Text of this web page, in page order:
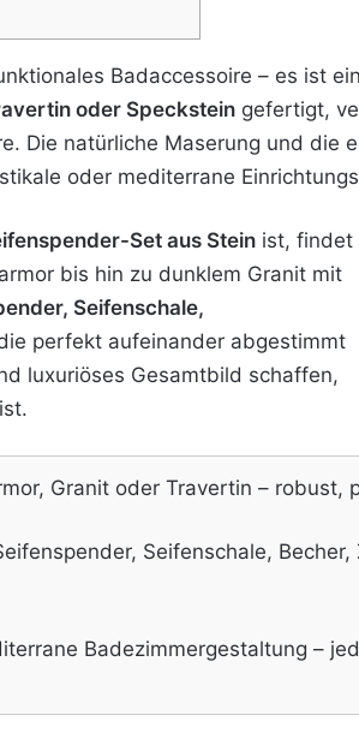
Badaccessoire – es ist
oder Speckstein gefertigt,
Die natürliche Maserung und die
oder mediterrane
Set aus Stein ist, findet
bis hin zu dunklem Granit mit
Seifenschale,
perfekt aufeinander abgestimmt
luxuriöses Gesamtbild schaffen,
Granit oder Travertin – robust,
Seifenschale,
Badezimmergestaltung –